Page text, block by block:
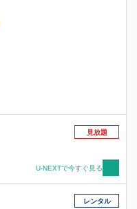
見放題
U-NEXTで今すぐ見る
レンタル